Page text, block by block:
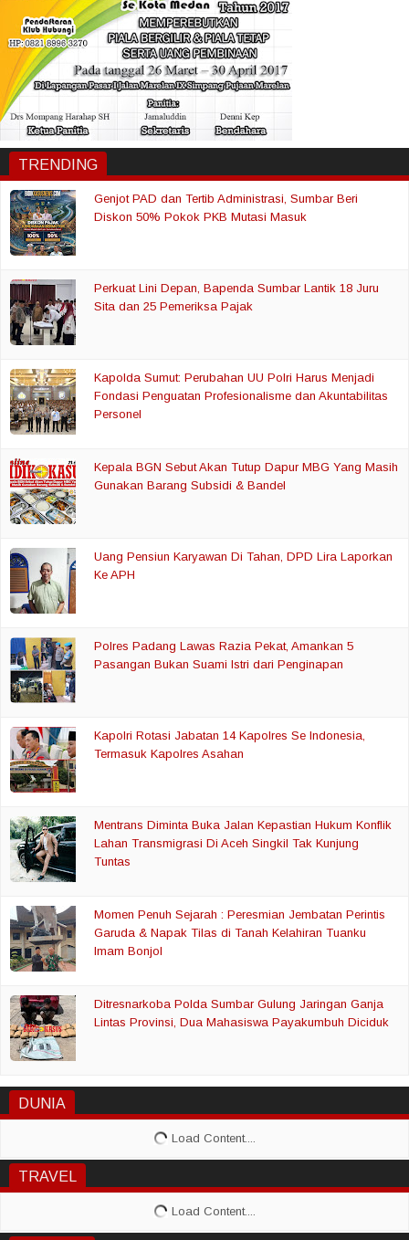
TRENDING
Genjot PAD dan Tertib Administrasi, Sumbar Beri
Diskon 50% Pokok PKB Mutasi Masuk
Perkuat Lini Depan, Bapenda Sumbar Lantik 18 Juru
Sita dan 25 Pemeriksa Pajak
Kapolda Sumut: Perubahan UU Polri Harus Menjadi
Fondasi Penguatan Profesionalisme dan Akuntabilitas
Personel
Kepala BGN Sebut Akan Tutup Dapur MBG Yang Masih
Gunakan Barang Subsidi & Bandel
Uang Pensiun Karyawan Di Tahan, DPD Lira Laporkan
Ke APH
Polres Padang Lawas Razia Pekat, Amankan 5
Pasangan Bukan Suami Istri dari Penginapan
Kapolri Rotasi Jabatan 14 Kapolres Se Indonesia,
Termasuk Kapolres Asahan
Mentrans Diminta Buka Jalan Kepastian Hukum Konflik
Lahan Transmigrasi Di Aceh Singkil Tak Kunjung
Tuntas
Momen Penuh Sejarah : Peresmian Jembatan Perintis
Garuda & Napak Tilas di Tanah Kelahiran Tuanku
Imam Bonjol
Ditresnarkoba Polda Sumbar Gulung Jaringan Ganja
Lintas Provinsi, Dua Mahasiswa Payakumbuh Diciduk
DUNIA
TRAVEL